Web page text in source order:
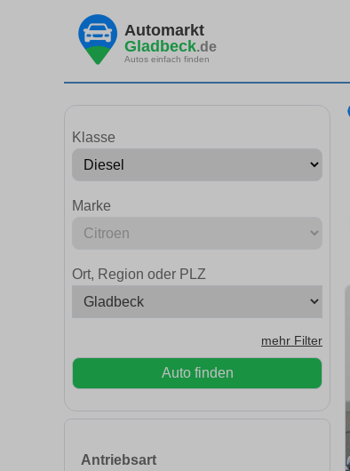
Automarkt
Gladbeck.de
Autos einfach finden
Klasse
Marke
Ort, Region oder PLZ
mehr Filter
Auto finden
Antriebsart